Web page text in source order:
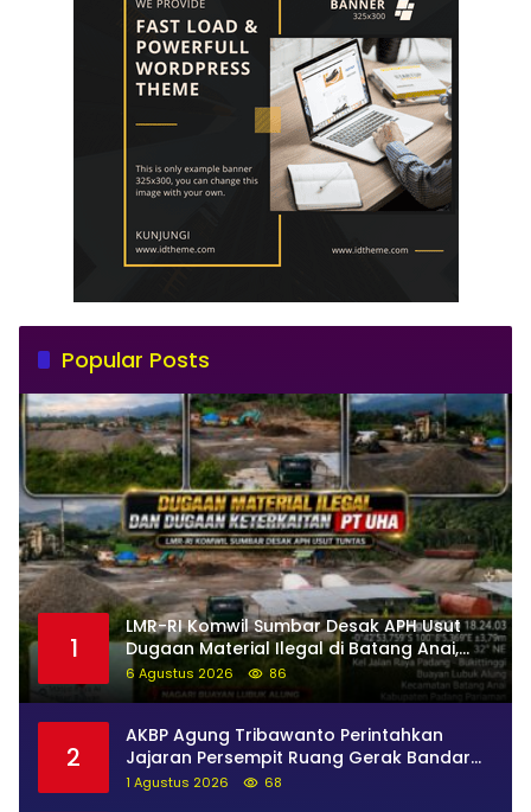
Popular Posts
1
LMR-RI Komwil Sumbar Desak APH Usut
Dugaan Material Ilegal di Batang Anai,
Dugaan Keterkaitan PT UHA Diminta
Diselidiki Tuntas
6 Agustus 2026 86
2
AKBP Agung Tribawanto Perintahkan
Jajaran Persempit Ruang Gerak Bandar
Narkoba di Pasaman Barat
1 Agustus 2026 68